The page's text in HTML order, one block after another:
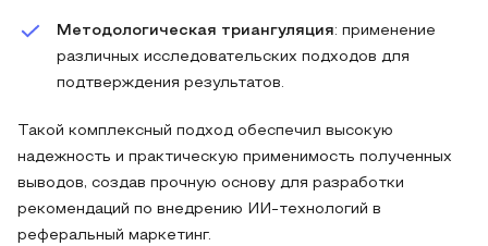
Методологическая триангуляция: применение
различных исследовательских подходов для
подтверждения результатов.
Такой комплексный подход обеспечил высокую
надежность и практическую применимость полученных
выводов, создав прочную основу для разработки
рекомендаций по внедрению ИИ-технологий в
реферальный маркетинг.